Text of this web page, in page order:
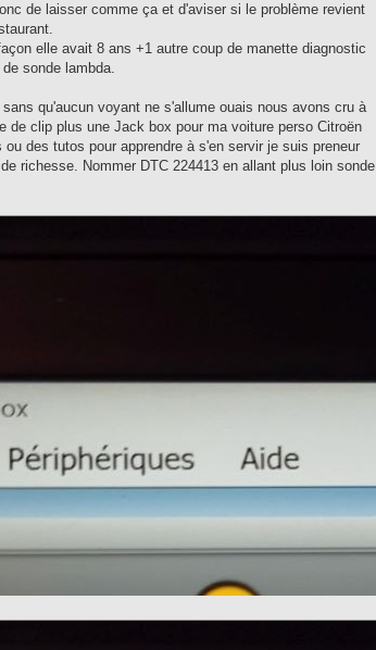
de laisser comme ça et d'aviser si le problème revient
elle avait 8 ans +1 autre coup de manette diagnostic
sonde lambda.
qu'aucun voyant ne s'allume ouais nous avons cru à
clip plus une Jack box pour ma voiture perso Citroën
des tutos pour apprendre à s'en servir je suis preneur
richesse. Nommer DTC 224413 en allant plus loin sonde